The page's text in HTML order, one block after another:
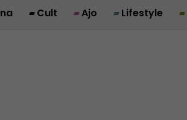
Cult Ajo Lifestyle